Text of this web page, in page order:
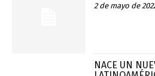
2 de mayo de
NACE UN